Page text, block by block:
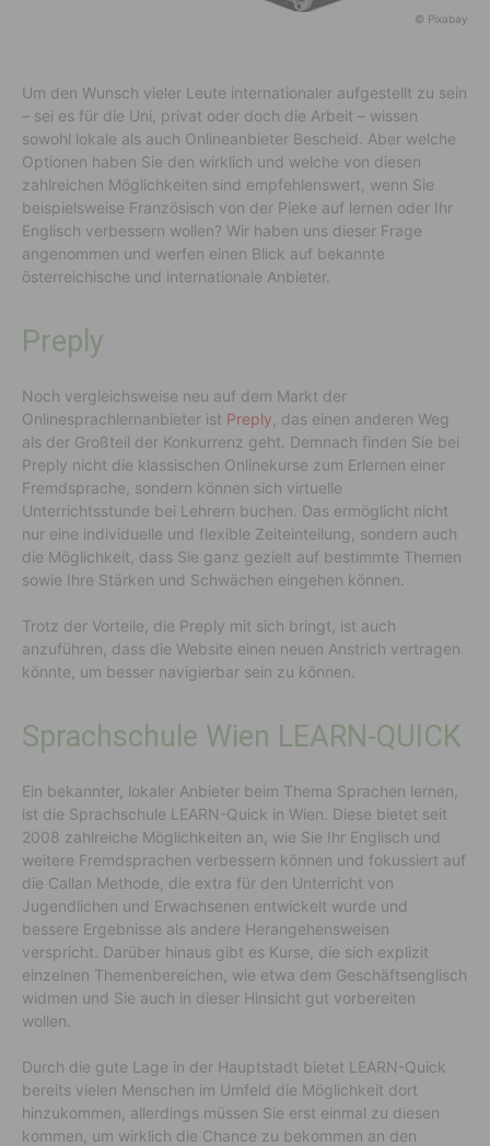
© Pixabay
Um den Wunsch vieler Leute internationaler aufgestellt zu sein
– sei es für die Uni, privat oder doch die Arbeit – wissen
sowohl lokale als auch Onlineanbieter Bescheid. Aber welche
Optionen haben Sie den wirklich und welche von diesen
zahlreichen Möglichkeiten sind empfehlenswert, wenn Sie
beispielsweise Französisch von der Pieke auf lernen oder Ihr
Englisch verbessern wollen? Wir haben uns dieser Frage
angenommen und werfen einen Blick auf bekannte
österreichische und internationale Anbieter.
Preply
Noch vergleichsweise neu auf dem Markt der
Onlinesprachlernanbieter ist Preply , das einen anderen Weg
als der Großteil der Konkurrenz geht. Demnach finden Sie bei
Preply nicht die klassischen Onlinekurse zum Erlernen einer
Fremdsprache, sondern können sich virtuelle
Unterrichtsstunde bei Lehrern buchen. Das ermöglicht nicht
nur eine individuelle und flexible Zeiteinteilung, sondern auch
die Möglichkeit, dass Sie ganz gezielt auf bestimmte Themen
sowie Ihre Stärken und Schwächen eingehen können.
Trotz der Vorteile, die Preply mit sich bringt, ist auch
anzuführen, dass die Website einen neuen Anstrich vertragen
könnte, um besser navigierbar sein zu können.
Sprachschule Wien LEARN-QUICK
Ein bekannter, lokaler Anbieter beim Thema Sprachen lernen,
ist die Sprachschule LEARN-Quick in Wien. Diese bietet seit
2008 zahlreiche Möglichkeiten an, wie Sie Ihr Englisch und
weitere Fremdsprachen verbessern können und fokussiert auf
die Callan Methode, die extra für den Unterricht von
Jugendlichen und Erwachsenen entwickelt wurde und
bessere Ergebnisse als andere Herangehensweisen
verspricht. Darüber hinaus gibt es Kurse, die sich explizit
einzelnen Themenbereichen, wie etwa dem Geschäftsenglisch
widmen und Sie auch in dieser Hinsicht gut vorbereiten
wollen.
Durch die gute Lage in der Hauptstadt bietet LEARN-Quick
bereits vielen Menschen im Umfeld die Möglichkeit dort
hinzukommen, allerdings müssen Sie erst einmal zu diesen
kommen, um wirklich die Chance zu bekommen an den